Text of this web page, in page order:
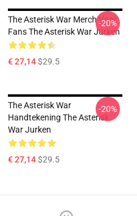
The Asterisk War Merch Voor
Fans The Asterisk War Jurken
€ 27,14$29.5
-20%
The Asterisk War
Handtekening The Asterisk
War Jurken
€ 27,14$29.5
-20%